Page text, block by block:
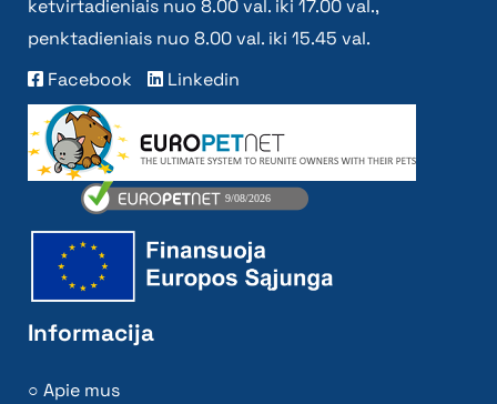
ketvirtadieniais nuo 8.00 val. iki 17.00 val.,
penktadieniais nuo 8.00 val. iki 15.45 val.
Facebook
Linkedin
Informacija
Apie mus